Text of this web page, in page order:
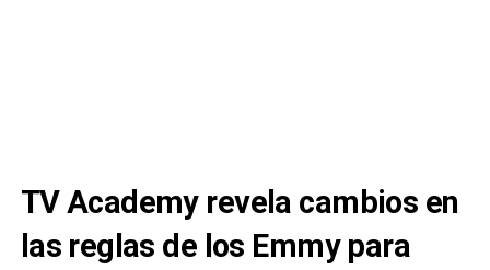
TV Academy revela cambios en
las reglas de los Emmy para